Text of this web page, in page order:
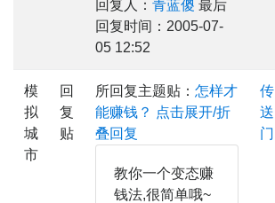
回复人： 青蓝傻 最后
回复时间：2005-07-
05 12:52
模
拟
城
市
回
复
贴
所回复主题贴： 怎样才
能赚钱？ 点击展开/折
叠回复
教你一个变态赚
钱法,很简单哦~
传
送
门